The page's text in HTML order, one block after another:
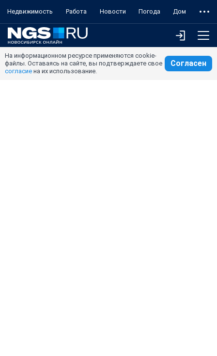
Недвижимость Работа Новости Погода Дом
На информационном ресурсе применяются cookie-
файлы. Оставаясь на сайте, вы подтверждаете свое
согласие на их использование.
Согласен